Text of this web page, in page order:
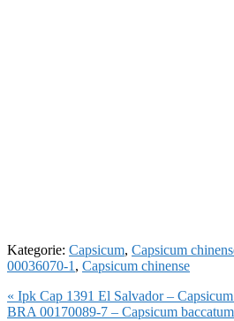
Kategorie: Capsicum, Capsicum
00036070-1 , Capsicum chinense
Vorheriger
Beitrag:
« Ipk Cap 1391 El Salvador – Capsicum
Nächster
BRA 00170089-7 – Capsicum